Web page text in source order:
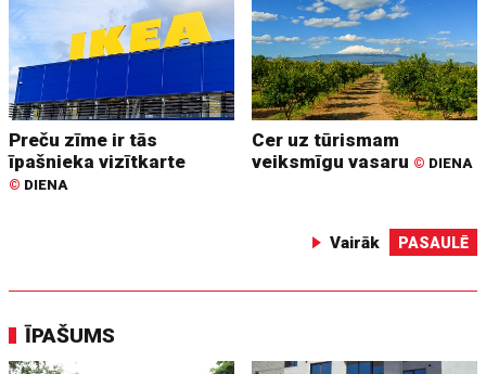
Preču zīme ir tās
īpašnieka vizītkarte
© DIENA
Cer uz tūrismam
veiksmīgu vasaru © DIENA
Vairāk PASAULĒ
ĪPAŠUMS